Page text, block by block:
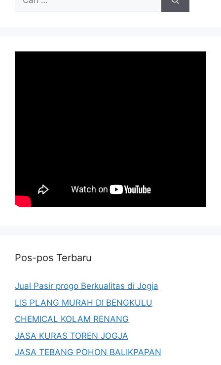
Pos-pos Terbaru
Jual Pasir progo Berkualitas di Jogja
LIS PLANG MURAH DI BENGKULU
CHEMICAL KOLAM RENANG
JASA KURAS TOREN JOGJA
JASA TEBANG POHON BALIKPAPAN